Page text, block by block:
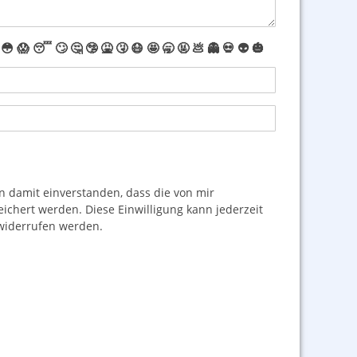
😳 😱 😴 🙄 🤔 🤥 🤮 🤧 😷 🤩 🥱 🤬 💩 👻 💀 👽 🎃
einverstanden, dass die von mir
werden. Diese Einwilligung kann jederzeit
werden.